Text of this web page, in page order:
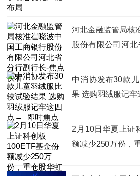
河北金融监管局核
股份有限公司河
中消协发布30款
果 选购羽绒服记
2月10日华夏上证
额减少250万份，